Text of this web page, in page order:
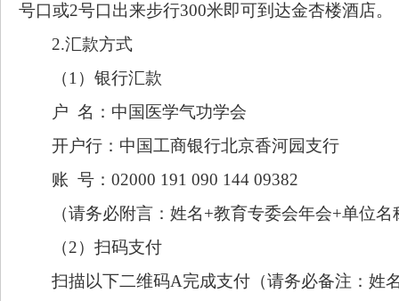
号口或2号口出来步行300米即可到达金杏楼酒店。
2.汇款方式
（1）银行汇款
户 名：中国医学气功学会
开户行：中国工商银行北京香河园支行
账 号：02000 191 090 144 09382
（请务必附言：姓名+教育专委会年会+单位名
（2）扫码支付
扫描以下二维码A完成支付（请务必备注：姓